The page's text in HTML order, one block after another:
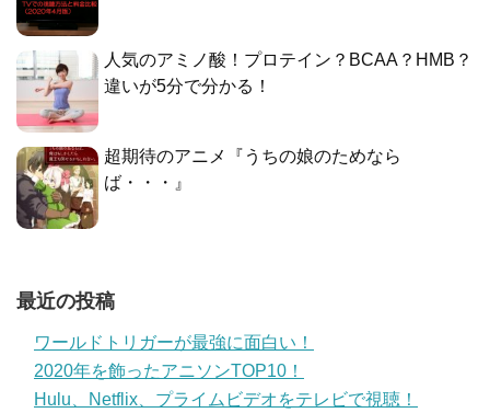
人気のアミノ酸！プロテイン？BCAA？HMB？
違いが5分で分かる！
超期待のアニメ『うちの娘のためなら
ば・・・』
最近の投稿
ワールドトリガーが最強に面白い！
2020年を飾ったアニソンTOP10！
Hulu、Netflix、プライムビデオをテレビで視聴！